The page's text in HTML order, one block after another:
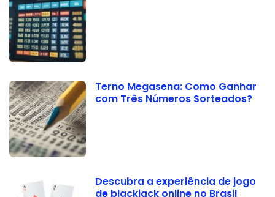
Terno Megasena: Como Ganhar
com Três Números Sorteados?
Descubra a experiência de jogo
de blackjack online no Brasil